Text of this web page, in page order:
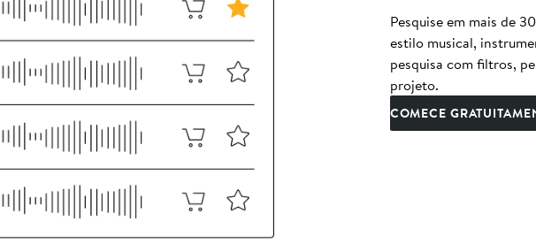
Pesquise em mais de
estilo musical,
pesquisa com filtros,
projeto.
COMECE